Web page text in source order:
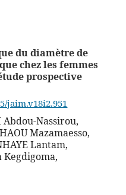
du diamètre de
chez les femmes
prospective
jaim.v18i2.951
Abdou-Nassirou,
Mazamaesso,
Lantam,
Kegdigoma,